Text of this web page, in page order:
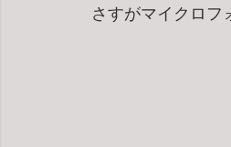
さすがマイクロフ